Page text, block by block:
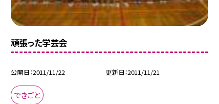
頑張った学芸会
公開日 2011/11/22 更新日 2011/11/21
できごと